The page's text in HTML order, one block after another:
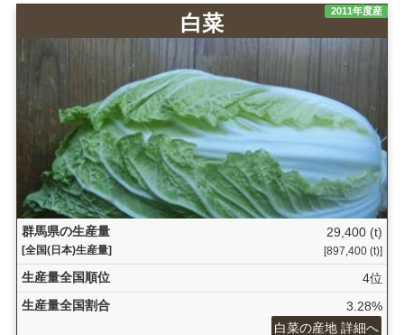
2011年度産
白菜
群馬県の生産量
[全国(日本)生産量]
29,400 (t)
[897,400 (t)]
生産量全国順位
4位
生産量全国割合
3.28%
白菜の産地 詳細へ